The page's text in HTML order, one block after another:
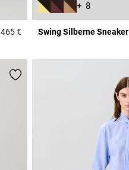
465 €4 out of 5 Customer Rating
+ 8
Swing Silberne Sneaker